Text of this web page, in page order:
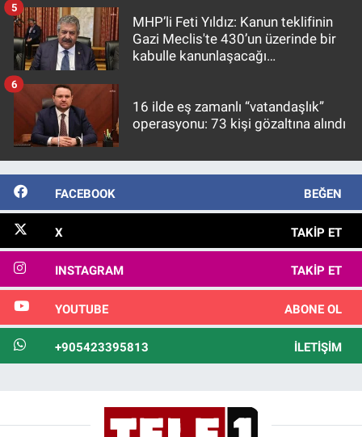
MHP’li Feti Yıldız: Kanun teklifinin
Gazi Meclis'te 430’un üzerinde bir
kabulle kanunlaşacağı
5
16 ilde eş zamanlı “vatandaşlık”
operasyonu: 73 kişi gözaltına alındı
6
FACEBOOK BEĞEN
X TAKIP ET
INSTAGRAM TAKIP ET
YOUTUBE ABONE OL
+905423395813 İLETIŞIM